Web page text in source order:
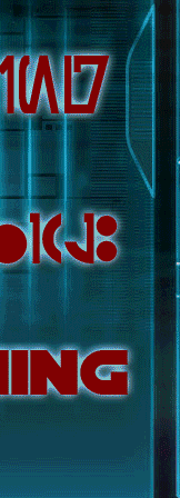
Mon
bald die
Imperium ist
Imperium
die
von
die Loyalität